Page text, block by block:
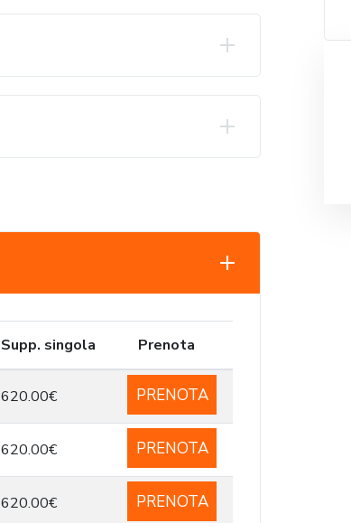
Supp. singola Prenota
620.00€ PRENOTA
620.00€ PRENOTA
620.00€ PRENOTA